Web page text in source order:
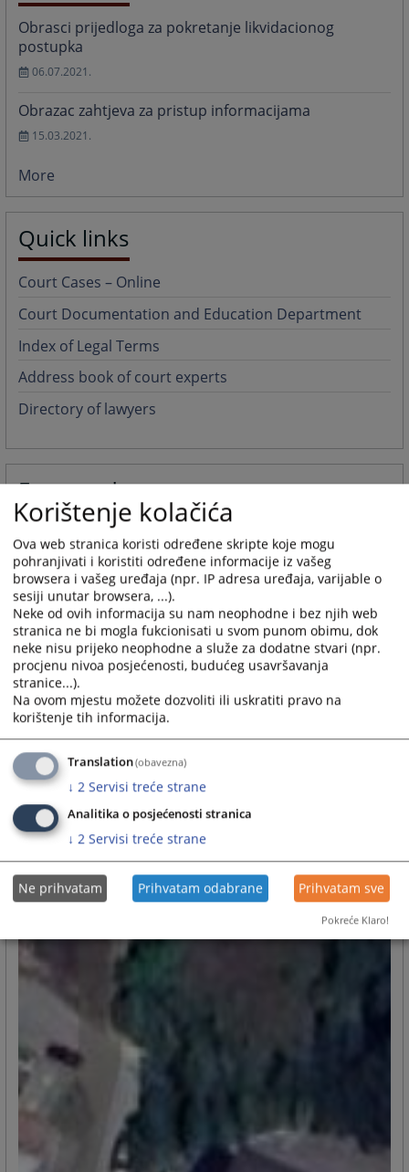
Obrasci prijedloga za pokretanje likvidacionog
postupka
06.07.2021.
Obrazac zahtjeva za pristup informacijama
15.03.2021.
More
Quick links
Court Cases – Online
Court Documentation and Education Department
Index of Legal Terms
Address book of court experts
Directory of lawyers
Foreword
RIJEČ PREDSJEDNICE
Riječ predsjednice
15.10.2010.
More
Kontakt / Kako doći do nas
Kontakt / Kako doći do nas
Korištenje kolačića
Ova web stranica koristi određene skripte koje mogu
pohranjivati i koristiti određene informacije iz vašeg
browsera i vašeg uređaja (npr. IP adresa uređaja, varijable o
sesiji unutar browsera, ...).
Neke od ovih informacija su nam neophodne i bez njih web
stranica ne bi mogla fukcionisati u svom punom obimu, dok
neke nisu prijeko neophodne a služe za dodatne stvari (npr.
procjenu nivoa posjećenosti, budućeg usavršavanja
stranice...).
Na ovom mjestu možete dozvoliti ili uskratiti pravo na
korištenje tih informacija.
Translation(obavezna)
↓ 2 Servisi treće strane
Analitika o posjećenosti stranica
↓ 2 Servisi treće strane
Ne prihvatam Prihvatam odabrane Prihvatam sve
Pokreće Klaro!